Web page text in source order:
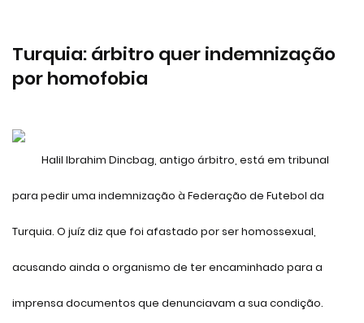
Turquia: árbitro quer indemnização
por homofobia
Halil Ibrahim Dincbag, antigo árbitro, está em tribunal
para pedir uma indemnização à Federação de Futebol da
Turquia. O juíz diz que foi afastado por ser homossexual,
acusando ainda o organismo de ter encaminhado para a
imprensa documentos que denunciavam a sua condição.